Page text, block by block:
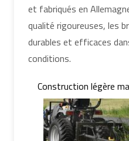
et fabriqués en
qualité rigoureuses, les
durables et efficaces
conditions.
Construction légère